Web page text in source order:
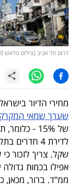
עסקית
קריפטו
ויראלי
טלוויזיה
עסקי
ספורט
קריירה
ולימודים
מינויים
דרום תל אביב (צילום פלאש 90/ דור פזואלו, נתי שוחט, shutterstock)
מחירי הדיור
שערך שמאי
של 15% -
שקל. צריך לזכור
אפילו בכמות